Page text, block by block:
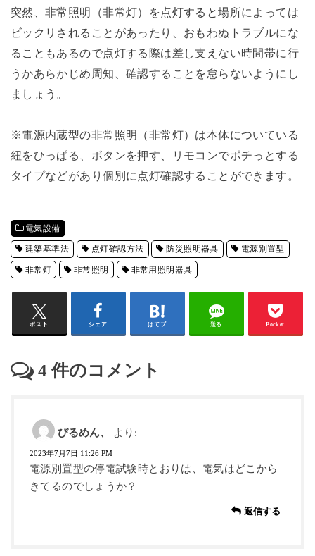
突然、非常照明（非常灯）を点灯すると場所によっては
ビックリされることがあったり、おもわぬトラブルにな
ることもあるので点灯する際は差し支えない時間帯に行
うかあらかじめ周知、確認することを怠らないようにし
ましょう。
※電源内蔵型の非常照明（非常灯）は本体についている
紐をひっぱる、ボタンを押す、リモコンでポチっとする
タイプなどがあり個別に点灯確認することができます。
電気設備
建築基準法 点灯確認方法 防災照明器具 電源別置型
非常灯 非常照明 非常用照明器具
ポスト シェア はてブ 送る Pocket
4 件のコメント
びるめん、 より:
2023年7月7日 11:26 PM
電源別置型の停電試験時とおりは、電気はどこから
きてるのでしょうか？
返信する